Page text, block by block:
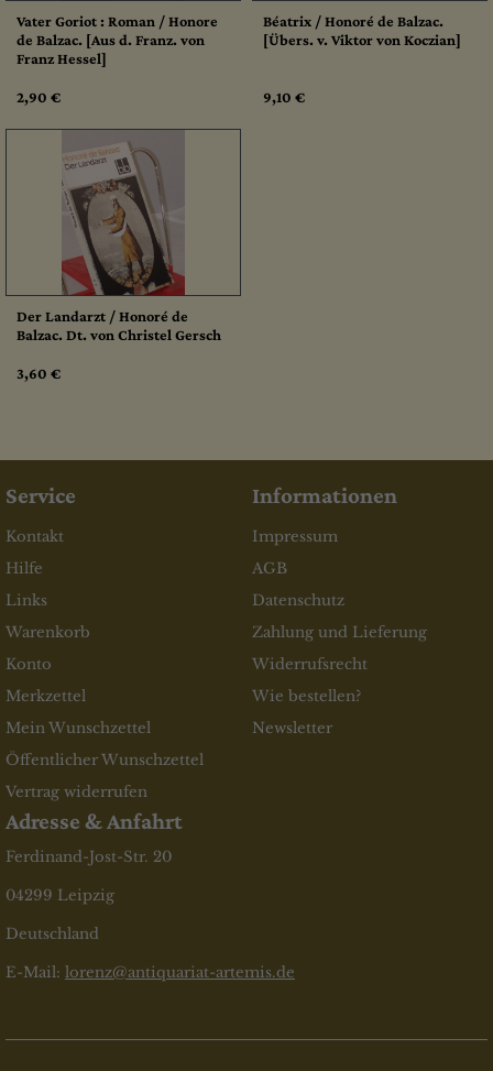
Vater Goriot : Roman / Honore
de Balzac. [Aus d. Franz. von
Franz Hessel]
2,90 €
Béatrix / Honoré de Balzac.
[Übers. v. Viktor von Koczian]
9,10 €
Der Landarzt / Honoré de
Balzac. Dt. von Christel Gersch
3,60 €
Service
Kontakt
Hilfe
Links
Warenkorb
Konto
Merkzettel
Mein Wunschzettel
Öffentlicher Wunschzettel
Vertrag widerrufen
Informationen
Impressum
AGB
Datenschutz
Zahlung und Lieferung
Widerrufsrecht
Wie bestellen?
Newsletter
Adresse & Anfahrt
Ferdinand-Jost-Str. 20
04299 Leipzig
Deutschland
E-Mail: lorenz@antiquariat-artemis.de